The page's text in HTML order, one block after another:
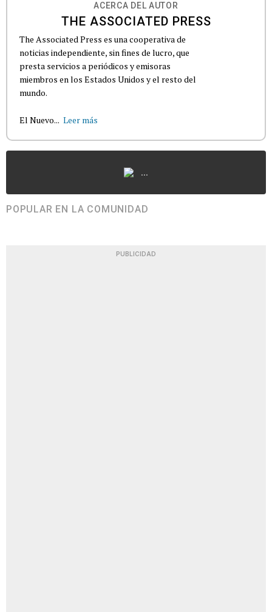
ACERCA DEL AUTOR
THE ASSOCIATED PRESS
The Associated Press es una cooperativa de
noticias independiente, sin fines de lucro, que
presta servicios a periódicos y emisoras
miembros en los Estados Unidos y el resto del
mundo.
El Nuevo... Leer más
...
POPULAR EN LA COMUNIDAD
PUBLICIDAD